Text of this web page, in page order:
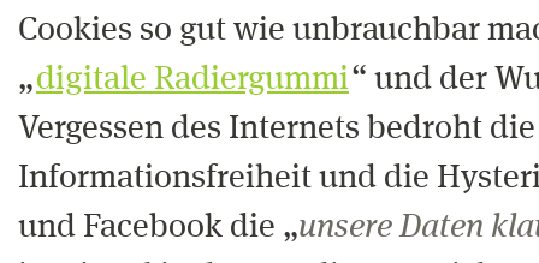
Cookies so gut wie unbrauchbar
„digitale Radiergummi“ und der
Vergessen des Internets bedroht die
Informationsfreiheit und die
und Facebook die „unsere Daten